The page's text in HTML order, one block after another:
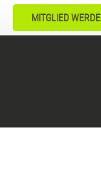
MITGLIED